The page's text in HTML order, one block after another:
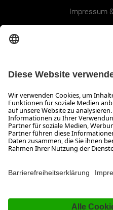
Impressum
Infos zum Urlaub
Veranstaltungen
Aktuelle